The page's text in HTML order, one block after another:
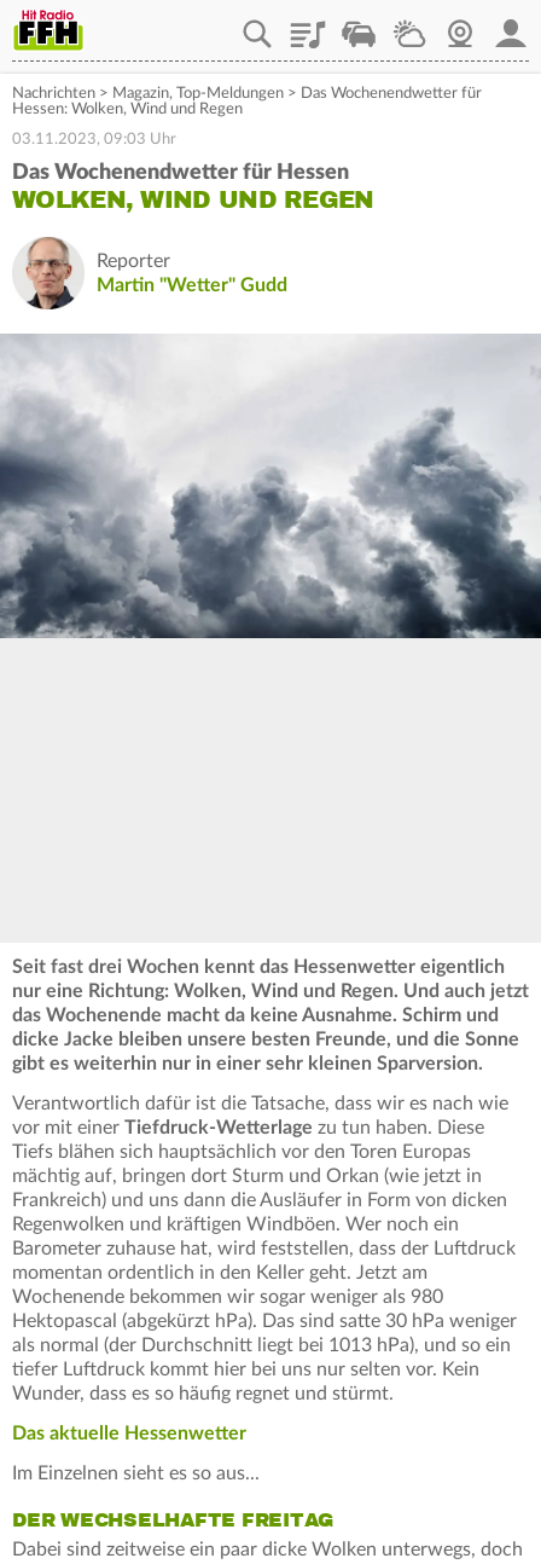
PlaylistStaupilotWetterWebcam
Nachrichten > Magazin, Top-Meldungen > Das Wochenendwetter für
Hessen: Wolken, Wind und Regen
03.11.2023, 09:03 Uhr
Das Wochenendwetter für Hessen
WOLKEN, WIND UND REGEN
Reporter
Martin "Wetter" Gudd
Seit fast drei Wochen kennt das Hessenwetter eigentlich
nur eine Richtung: Wolken, Wind und Regen. Und auch jetzt
das Wochenende macht da keine Ausnahme. Schirm und
dicke Jacke bleiben unsere besten Freunde, und die Sonne
gibt es weiterhin nur in einer sehr kleinen Sparversion.
Verantwortlich dafür ist die Tatsache, dass wir es nach wie
vor mit einer Tiefdruck-Wetterlage zu tun haben. Diese
Tiefs blähen sich hauptsächlich vor den Toren Europas
mächtig auf, bringen dort Sturm und Orkan (wie jetzt in
Frankreich) und uns dann die Ausläufer in Form von dicken
Regenwolken und kräftigen Windböen. Wer noch ein
Barometer zuhause hat, wird feststellen, dass der Luftdruck
momentan ordentlich in den Keller geht. Jetzt am
Wochenende bekommen wir sogar weniger als 980
Hektopascal (abgekürzt hPa). Das sind satte 30 hPa weniger
als normal (der Durchschnitt liegt bei 1013 hPa), und so ein
tiefer Luftdruck kommt hier bei uns nur selten vor. Kein
Wunder, dass es so häufig regnet und stürmt.
Das aktuelle Hessenwetter
Im Einzelnen sieht es so aus...
DER WECHSELHAFTE FREITAG
Dabei sind zeitweise ein paar dicke Wolken unterwegs, doch